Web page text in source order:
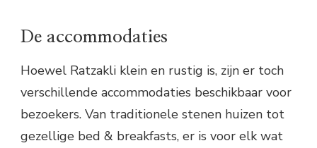
De accommodaties
Hoewel Ratzakli klein en rustig is, zijn er toch
verschillende accommodaties beschikbaar voor
bezoekers. Van traditionele stenen huizen tot
gezellige bed & breakfasts, er is voor elk wat